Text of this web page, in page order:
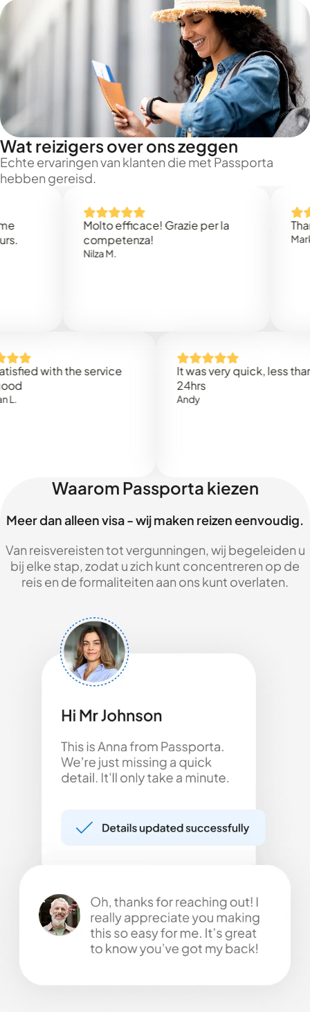
Wat reizigers over ons zeggen
Echte ervaringen van klanten die met Passporta
hebben gereisd.
Molto efficace! Grazie per la
competenza!
Thank
with the service
It was very quick, less than
Waarom Passporta kiezen
Meer dan alleen visa - wij maken reizen eenvoudig.
Van reisvereisten tot vergunningen, wij begeleiden u
bij elke stap, zodat u zich kunt concentreren op de
reis en de formaliteiten aan ons kunt overlaten.